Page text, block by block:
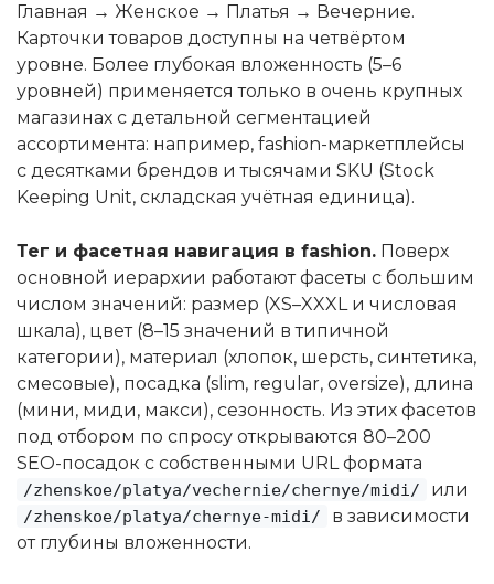
Главная → Женское → Платья → Вечерние.
Карточки товаров доступны на четвёртом
уровне. Более глубокая вложенность (5–6
уровней) применяется только в очень крупных
магазинах с детальной сегментацией
ассортимента: например, fashion-маркетплейсы
с десятками брендов и тысячами SKU (Stock
Keeping Unit, складская учётная единица).
Тег и фасетная навигация в fashion. Поверх
основной иерархии работают фасеты с большим
числом значений: размер (XS–XXXL и числовая
шкала), цвет (8–15 значений в типичной
категории), материал (хлопок, шерсть, синтетика,
смесовые), посадка (slim, regular, oversize), длина
(мини, миди, макси), сезонность. Из этих фасетов
под отбором по спросу открываются 80–200
SEO-посадок с собственными URL формата
/zhenskoe/platya/vechernie/chernye/midi/ или
/zhenskoe/platya/chernye-midi/
в зависимости
от глубины вложенности.